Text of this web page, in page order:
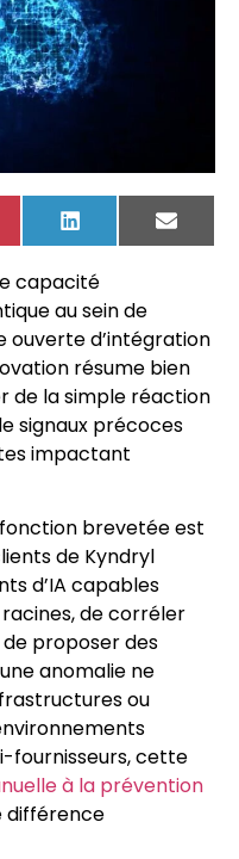
LinkedIn
Email
capacité
au sein de
ouverte d’intégration
résume bien
de la simple réaction
signaux précoces
impactant
brevetée est
de Kyndryl
d’IA capables
racines, de corréler
de proposer des
anomalie ne
ou
fournisseurs, cette
à la prévention
différence